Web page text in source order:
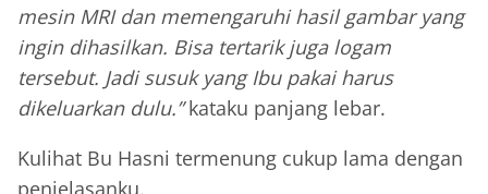
mesin MRI dan memengaruhi hasil gambar yang
ingin dihasilkan. Bisa tertarik juga logam
tersebut. Jadi susuk yang Ibu pakai harus
dikeluarkan dulu.”kataku panjang lebar.
Kulihat Bu Hasni termenung cukup lama dengan
penjelasanku.